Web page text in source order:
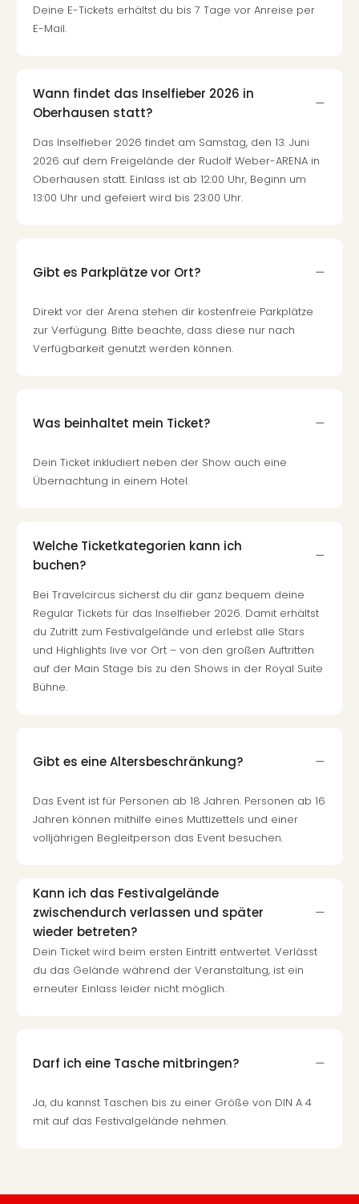
Deine E-Tickets erhältst du bis 7 Tage vor Anreise per
E-Mail.
Wann findet das Inselfieber 2026 in
Oberhausen statt?
Das Inselfieber 2026 findet am Samstag, den 13. Juni
2026 auf dem Freigelände der Rudolf Weber-ARENA in
Oberhausen statt. Einlass ist ab 12:00 Uhr, Beginn um
13:00 Uhr und gefeiert wird bis 23:00 Uhr.
Gibt es Parkplätze vor Ort?
Direkt vor der Arena stehen dir kostenfreie Parkplätze
zur Verfügung. Bitte beachte, dass diese nur nach
Verfügbarkeit genutzt werden können.
Was beinhaltet mein Ticket?
Dein Ticket inkludiert neben der Show auch eine
Übernachtung in einem Hotel.
Welche Ticketkategorien kann ich
buchen?
Bei Travelcircus sicherst du dir ganz bequem deine
Regular Tickets für das Inselfieber 2026. Damit erhältst
du Zutritt zum Festivalgelände und erlebst alle Stars
und Highlights live vor Ort – von den großen Auftritten
auf der Main Stage bis zu den Shows in der Royal Suite
Bühne.
Gibt es eine Altersbeschränkung?
Das Event ist für Personen ab 18 Jahren. Personen ab 16
Jahren können mithilfe eines Muttizettels und einer
volljährigen Begleitperson das Event besuchen.
Kann ich das Festivalgelände
zwischendurch verlassen und später
wieder betreten?
Dein Ticket wird beim ersten Eintritt entwertet. Verlässt
du das Gelände während der Veranstaltung, ist ein
erneuter Einlass leider nicht möglich.
Darf ich eine Tasche mitbringen?
Ja, du kannst Taschen bis zu einer Größe von DIN A 4
mit auf das Festivalgelände nehmen.